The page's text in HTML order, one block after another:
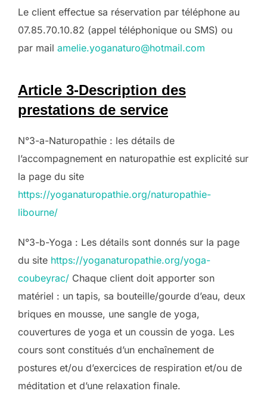
Le client effectue sa réservation par téléphone au
07.85.70.10.82 (appel téléphonique ou SMS) ou
par mail amelie.yoganaturo@hotmail.com
Article 3-Description des
prestations de service
N°3-a-Naturopathie : les détails de
l’accompagnement en naturopathie est explicité sur
la page du site
https://yoganaturopathie.org/naturopathie-
libourne/
N°3-b-Yoga : Les détails sont donnés sur la page
du site https://yoganaturopathie.org/yoga-
coubeyrac/ Chaque client doit apporter son
matériel : un tapis, sa bouteille/gourde d’eau, deux
briques en mousse, une sangle de yoga,
couvertures de yoga et un coussin de yoga. Les
cours sont constitués d’un enchaînement de
postures et/ou d’exercices de respiration et/ou de
méditation et d’une relaxation finale.